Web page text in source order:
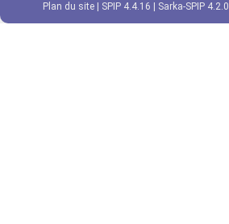
Plan du site SPIP 4.4.16 Sarka-SPIP 4.2.0